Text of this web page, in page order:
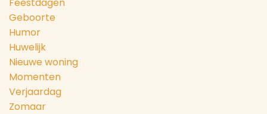
Geboorte
Humor
Huwelijk
Nieuwe woning
Momenten
Verjaardag
Zomaar